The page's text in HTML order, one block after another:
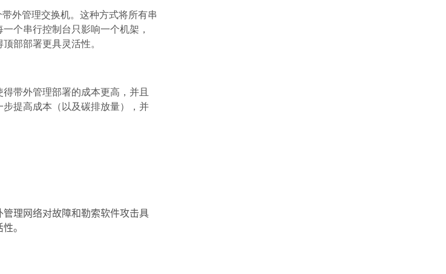
外管理交换机。这种方式将所有串
个串行控制台只影响一个机架，
部部署更具灵活性。
带外管理部署的成本更高，并且
提高成本（以及碳排放量），并
理网络对故障和勒索软件攻击具
。